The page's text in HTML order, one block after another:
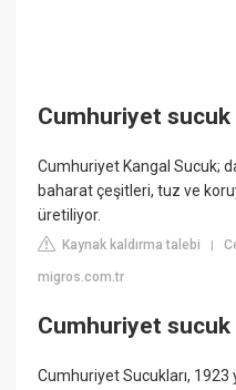
Cumhuriyet sucuk
Cumhuriyet Kangal Sucuk;
baharat çeşitleri, tuz ve
üretiliyor.
Kaynak kaldırma talebi |
migros.com.tr
Cumhuriyet sucuk
Cumhuriyet Sucukları, 1923